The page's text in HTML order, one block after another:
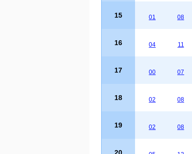
15 01 08
16 04 11
17 00 07
18 02 08
19 02 08